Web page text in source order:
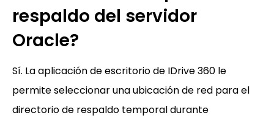
respaldo del servidor
Oracle?
Sí. La aplicación de escritorio de IDrive 360 le
permite seleccionar una ubicación de red para el
directorio de respaldo temporal durante